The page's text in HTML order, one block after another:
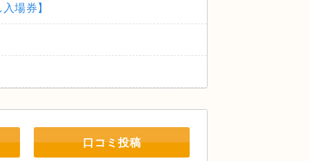
場券】
口コミ投稿